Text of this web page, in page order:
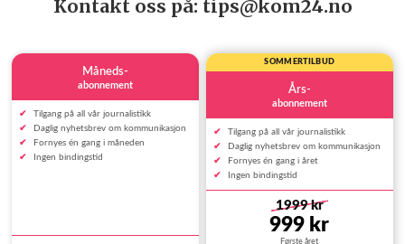
Kontakt oss på: tips@kom24.no
Måneds-
abonnement
Tilgang på all vår journalistikk
Daglig nyhetsbrev om kommunikasjon
Fornyes én gang i måneden
Ingen bindingstid
SOMMERTILBUD
Års-
abonnement
Tilgang på all vår journalistikk
Daglig nyhetsbrev om kommunikasjon
Fornyes én gang i året
Ingen bindingstid
1999 kr
999 kr
Første året